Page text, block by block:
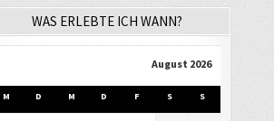
WAS ERLEBTE ICH WANN?
August 2026
M D M D F S S